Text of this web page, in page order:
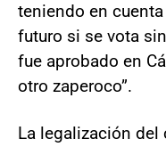
teniendo en
futuro si se vota
fue aprobado en
otro zaperoco”.
La legalización del